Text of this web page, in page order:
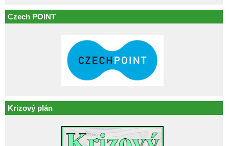
Czech POINT
Krizový plán